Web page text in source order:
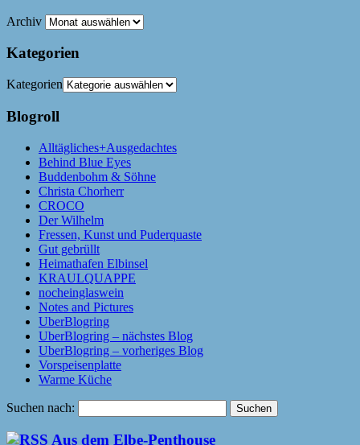
Archiv
Kategorien
Kategorien
Blogroll
Alltägliches+Ausgedachtes
Behind Blue Eyes
Buddenbohm & Söhne
Christa Chorherr
CROCO
Der Wilhelm
Fressen, Kunst und Puderquaste
Gut gebrüllt
Heimathafen Elbinsel
KRAULQUAPPE
nocheinglaswein
Notes and Pictures
UberBlogring
UberBlogring – nächstes Blog
UberBlogring – vorheriges Blog
Vorspeisenplatte
Warme Küche
Suchen nach:
Aus dem Elbe-Penthouse